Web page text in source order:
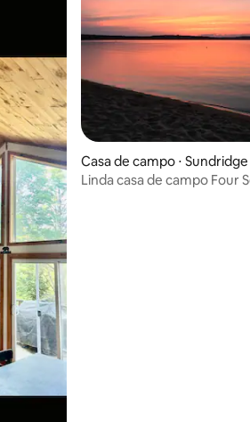
Casa de campo ⋅ Sundridge
Linda casa de campo Four